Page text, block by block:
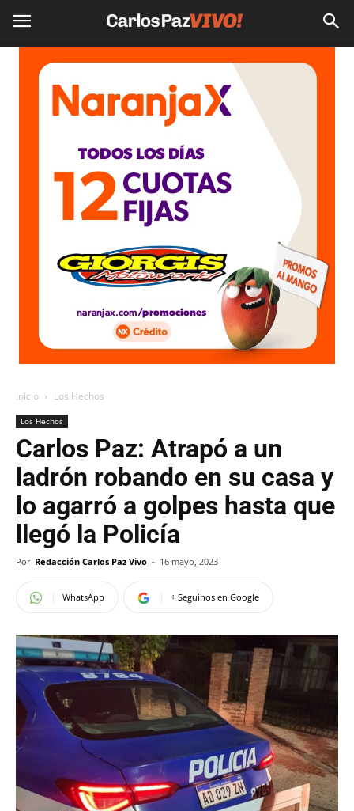
Inicio Los Hechos
Los Hechos
Carlos Paz: Atrapó a un
ladrón robando en su casa y
lo agarró a golpes hasta que
llegó la Policía
Por Redacción Carlos Paz Vivo - 16 mayo, 2023
WhatsApp + Seguinos en Google